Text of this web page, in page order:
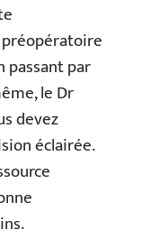
passant par
le Dr
devez
éclairée.